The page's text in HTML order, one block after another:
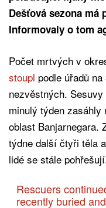
Dešťová sezona
Informovaly o tom
Počet mrtvých v
stoupl podle úřadů
nezvěstných.
minulý týden
oblast Banjarnegara.
týdne další čtyři těla
lidé se stále
Rescuers
recently buried